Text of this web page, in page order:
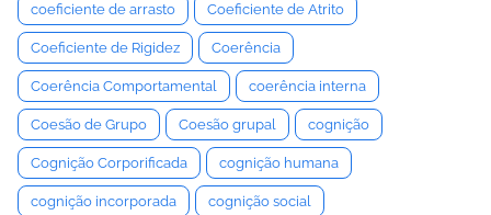
coeficiente de arrasto Coeficiente de Atrito
Coeficiente de Rigidez Coerência
Coerência Comportamental coerência interna
Coesão de Grupo Coesão grupal cognição
Cognição Corporificada cognição humana
cognição incorporada cognição social